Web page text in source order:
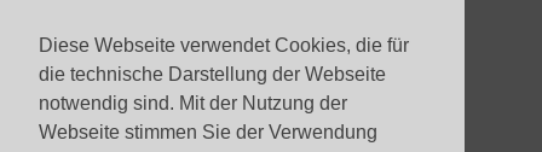
Diese Webseite verwendet Cookies, die für
die technische Darstellung der Webseite
notwendig sind. Mit der Nutzung der
Webseite stimmen Sie der Verwendung